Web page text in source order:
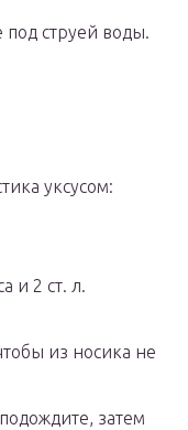
под струей воды.
уксусом:
и 2 ст. л.
из носика не
затем